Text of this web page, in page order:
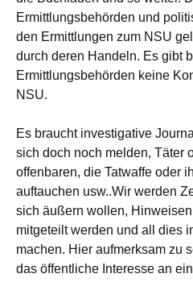
Ermittlungsbehörden und
den Ermittlungen zum NSU
durch deren Handeln. Es gibt
Ermittlungsbehörden keine
NSU.
Es braucht investigative
sich doch noch melden, Täter
offenbaren, die Tatwaffe oder
auftauchen usw..Wir werden
sich äußern wollen,
mitgeteilt werden und all dies
machen. Hier aufmerksam zu
das öffentliche Interesse an